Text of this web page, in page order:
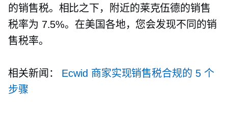
的销售税。相比之下，附近的莱克伍德的销售
税率为 7.5%。在美国各地，您会发现不同的销
售税率。
相关新闻： Ecwid 商家实现销售税合规的 5 个
步骤